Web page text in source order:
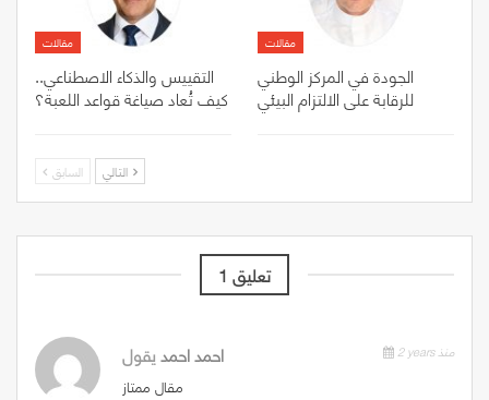
مقالات
التقييس والذكاء الاصطناعي..
كيف تُعاد صياغة قواعد اللعبة؟
مقالات
الجودة في المركز الوطني
للرقابة على الالتزام البيئي
السابق
تعليق 1
احمد احمديقول 2 years منذ
مقال ممتاز